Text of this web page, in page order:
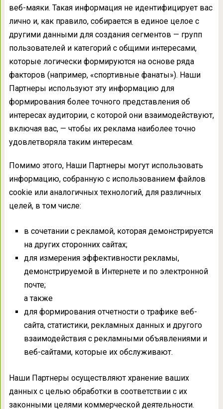
веб-маяки. Такая информация не идентифицирует вас
лично и, как правило, собирается в единое целое с
другими данными для создания сегментов — групп
пользователей и категорий с общими интересами,
которые логически формируются на основе ряда
факторов (например, «спортивные фанаты»). Наши
Партнеры используют эту информацию для
формирования более точного представления об
интересах аудитории, с которой они взаимодействуют,
включая вас, — чтобы их реклама наиболее точно
удовлетворяла таким интересам.
Помимо этого, Наши Партнеры могут использовать
информацию, собранную с использованием файлов
cookie или аналогичных технологий, для различных
целей, в том числе:
в сочетании с рекламой, которая демонстрируется
на других сторонних сайтах;
для измерения эффективности рекламы,
демонстрируемой в Интернете и по электронной
почте;
а также
для формирования отчетности о трафике веб-
сайта, статистики, рекламных данных и другого
взаимодействия с рекламными объявлениями и
веб-сайтами, которые их обслуживают.
Наши Партнеры осуществляют хранение ваших
данных с целью обработки в соответствии с их
законными целями коммерческой деятельности.